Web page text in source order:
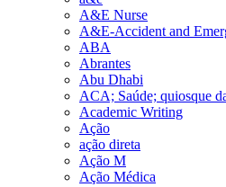
A&E Nurse
A&E-Accident and
ABA
Abrantes
Abu Dhabi
ACA; Saúde; quiosque
Academic Writing
Ação
ação direta
Ação M
Ação Médica